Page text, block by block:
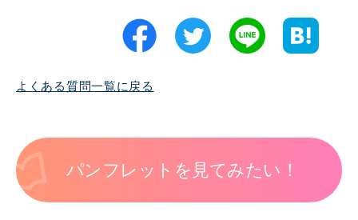
よくある質問一覧に戻る
パンフレットを見てみたい！